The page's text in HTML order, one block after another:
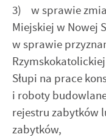
3) w sprawie
Miejskiej w Nowej
w sprawie
Słupi na prace
i roboty
rejestru zabytków
zabytków,